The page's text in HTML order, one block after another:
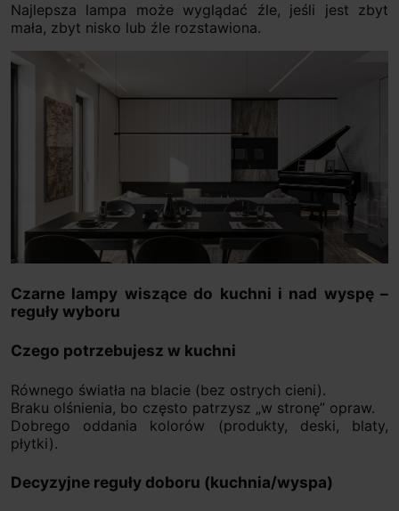
Najlepsza lampa może wyglądać źle, jeśli jest zbyt
mała, zbyt nisko lub źle rozstawiona.
Czarne lampy wiszące do kuchni i nad wyspę –
reguły wyboru
Czego potrzebujesz w kuchni
Równego światła na blacie (bez ostrych cieni).
Braku olśnienia, bo często patrzysz „w stronę” opraw.
Dobrego oddania kolorów (produkty, deski, blaty,
płytki).
Decyzyjne reguły doboru (kuchnia/wyspa)